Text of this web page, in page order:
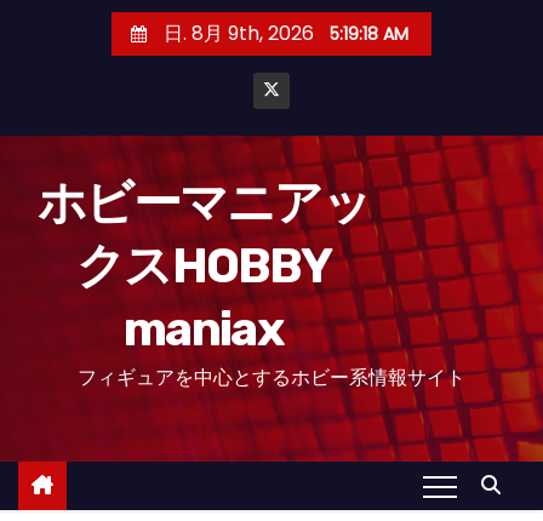
日. 8月 9th, 2026 5:19:19 AM
ホビーマニアッ
クスHOBBY
maniax
フィギュアを中心とするホビー系情報サイト